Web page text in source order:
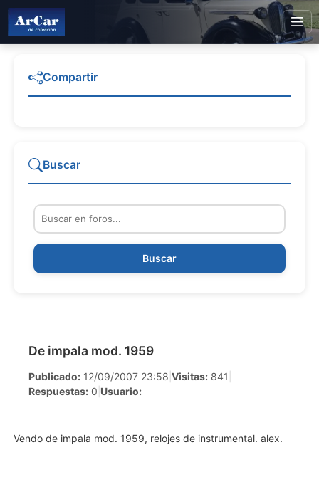
De impala mod. 1959
Publicado: 12/09/2007 23:58 Visitas: 841
Respuestas: 0 Usuario:
Vendo de impala mod. 1959, relojes de instrumental. alex.
Compartir
Buscar
Buscar